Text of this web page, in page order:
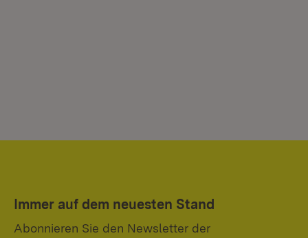
Immer auf dem neuesten Stand
Abonnieren Sie den Newsletter der